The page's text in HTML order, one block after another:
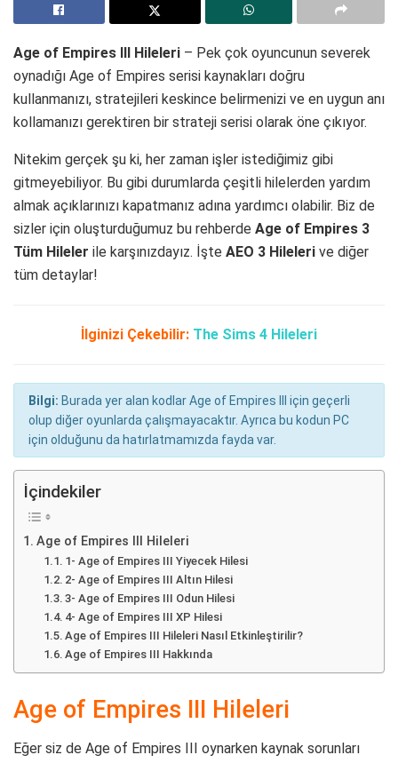
Age of Empires III Hileleri – Pek çok oyuncunun severek
oynadığı Age of Empires serisi kaynakları doğru
kullanmanızı, stratejileri keskince belirmenizi ve en uygun anı
kollamanızı gerektiren bir strateji serisi olarak öne çıkıyor.
Nitekim gerçek şu ki, her zaman işler istediğimiz gibi
gitmeyebiliyor. Bu gibi durumlarda çeşitli hilelerden yardım
almak açıklarınızı kapatmanız adına yardımcı olabilir. Biz de
sizler için oluşturduğumuz bu rehberde Age of Empires 3
Tüm Hileler ile karşınızdayız. İşte AEO 3 Hileleri ve diğer
tüm detaylar!
İlginizi Çekebilir: The Sims 4 Hileleri
Bilgi: Burada yer alan kodlar Age of Empires III için geçerli
olup diğer oyunlarda çalışmayacaktır. Ayrıca bu kodun PC
için olduğunu da hatırlatmamızda fayda var.
İçindekiler
Age of Empires III Hileleri
1- Age of Empires III Yiyecek Hilesi
2- Age of Empires III Altın Hilesi
3- Age of Empires III Odun Hilesi
4- Age of Empires III XP Hilesi
Age of Empires III Hileleri Nasıl Etkinleştirilir?
Age of Empires III Hakkında
Age of Empires III Hileleri
Eğer siz de Age of Empires III oynarken kaynak sorunları